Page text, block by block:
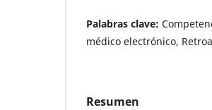
Palabras clave:
médico electrónico,
Resumen